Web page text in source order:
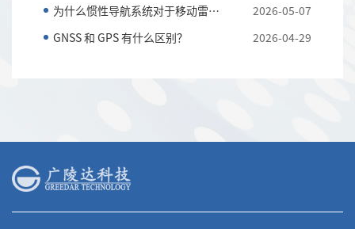
为什么惯性导航系统对于移动雷达系统至关重要
2026-05-07
GNSS 和 GPS 有什么区别？
2026-04-29